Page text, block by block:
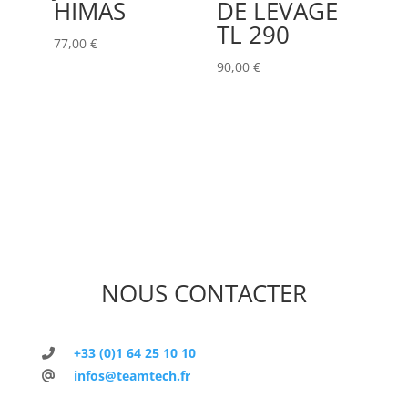
HIMAS
77,00 €
DE LEVAGE
TL 290
90,00 €
NOUS CONTACTER
+33 (0)1 64 25 10 10
infos@teamtech.fr